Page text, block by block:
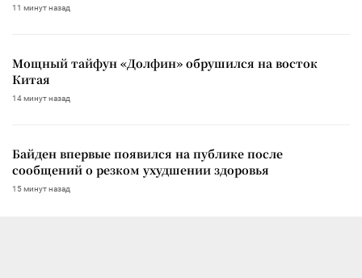
11 минут назад
Мощный тайфун «Долфин» обрушился на восток
Китая
14 минут назад
Байден впервые появился на публике после
сообщений о резком ухудшении здоровья
15 минут назад